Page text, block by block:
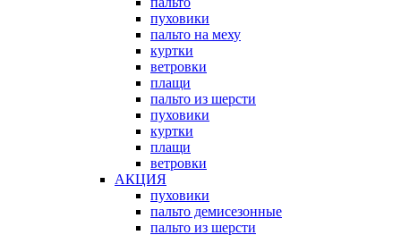
пуховики
пальто на меху
куртки
ветровки
плащи
пальто из шерсти
пуховики
куртки
плащи
ветровки
АКЦИЯ
пуховики
пальто демисезонные
пальто из шерсти